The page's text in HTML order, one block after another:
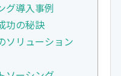
グ導入事例
功の秘訣
ソリューション